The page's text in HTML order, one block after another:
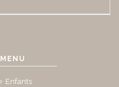
MENU
Enfants